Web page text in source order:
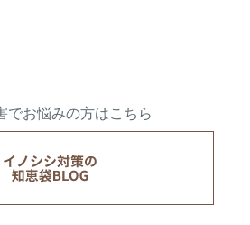
でお悩みの方はこちら